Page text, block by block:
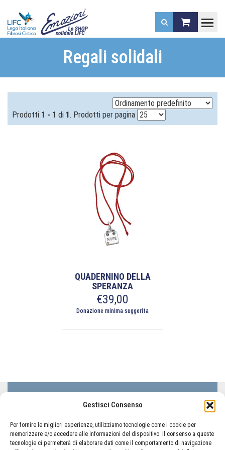
Gestisci Consenso
Per fornire le migliori esperienze, utilizziamo tecnologie come i cookie per
memorizzare e/o accedere alle informazioni del dispositivo. Il consenso a queste
tecnologie ci permetterà di elaborare dati come il comportamento di navigazione
Regali solidali
Prodotti 1 - 1 di 1. Prodotti per pagina
QUADERNINO DELLA
SPERANZA
€39,00
Donazione minima suggerita
Questo
Le
possono
scelte
nella
LIFC Lega Italiana Fibrosi Cistica - ODV
Codice Fiscale 80233410580